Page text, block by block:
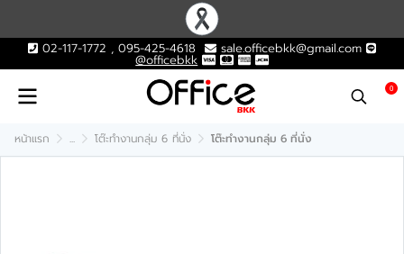
02-117-1772 , 095-425-4618 sale.officebkk@gmail.com
@officebkk
0
หน้าแรก ... โต๊ะทำงานกลุ่ม 6 ที่นั่ง โต๊ะทำงานกลุ่ม 6 ที่นั่ง